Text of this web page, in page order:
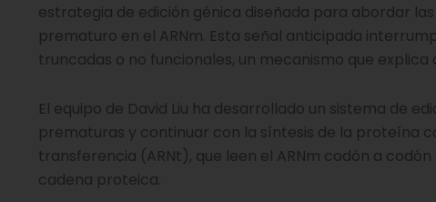
estrategia de edición génica diseñada para abordar
prematuro en el ARNm. Esta señal anticipada
truncadas o no funcionales, un mecanismo que
El equipo de David Liu ha desarrollado un sistema de
prematuras y continuar con la síntesis de la proteína
transferencia (ARNt), que leen el ARNm codón a
cadena proteica.